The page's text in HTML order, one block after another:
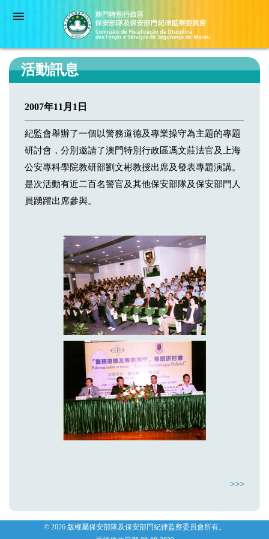
活動訊息
2007年11月1日
紀監會舉辦了一個以警務道德及專業操守為主題的專題
研討會，分別邀請了澳門特別行政區馮文莊法官及上海
公安專科學院教研部劉文彬教授出席及發表專題演講。
是次活動有近二百名警官及其他保安部隊及保安部門人
員踴躍出席參與。
>>>
© 2026 版權屬保安部隊及保安部門紀律監察委員會所有。